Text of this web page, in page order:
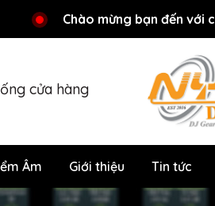
Chào mừng bạn đến với
Rất nhiều ưu đãi và chương
cửa hàng
Âm Giới thiệu Tin tức